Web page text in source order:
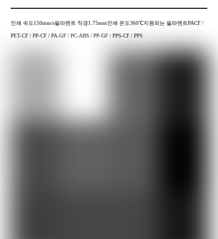
인쇄 속도150mm/s필라멘트 직경1.75mm인쇄 온도360℃지원되는 필라멘트PACF /
PET-CF / PP-CF / PA-GF / PC-ABS / PP-GF / PPS-CF / PPS